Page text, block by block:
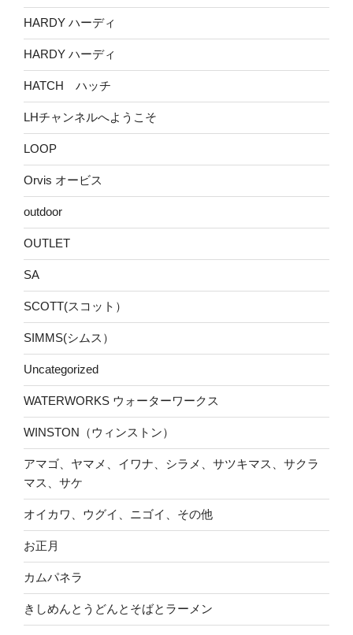
HARDY ハーディ
HARDY ハーディ
HATCH ハッチ
LHチャンネルへようこそ
LOOP
Orvis オービス
outdoor
OUTLET
SA
SCOTT(スコット）
SIMMS(シムス）
Uncategorized
WATERWORKS ウォーターワークス
WINSTON（ウィンストン）
アマゴ、ヤマメ、イワナ、シラメ、サツキマス、サクラ
マス、サケ
オイカワ、ウグイ、ニゴイ、その他
お正月
カムパネラ
きしめんとうどんとそばとラーメン